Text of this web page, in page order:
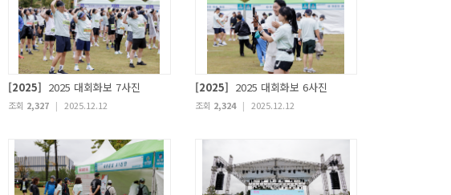
[2025] 2025 대회화보 7사진
조회 2,327 | 2025.12.12
[2025] 2025 대회화보 6사진
조회 2,324 | 2025.12.12